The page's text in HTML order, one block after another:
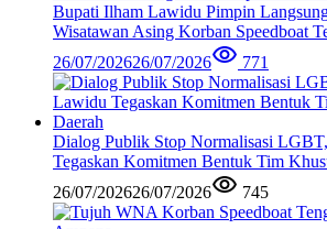
Bupati Ilham Lawidu Pimpin
Wisatawan Asing Korban Speedboat
26/07/202626/07/2026 771
Dialog Publik Stop Normalisasi
Tegaskan Komitmen Bentuk Tim
26/07/202626/07/2026 745